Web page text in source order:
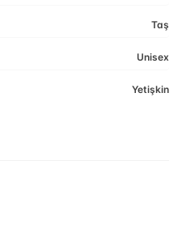
Taş
Unisex
Yetişkin